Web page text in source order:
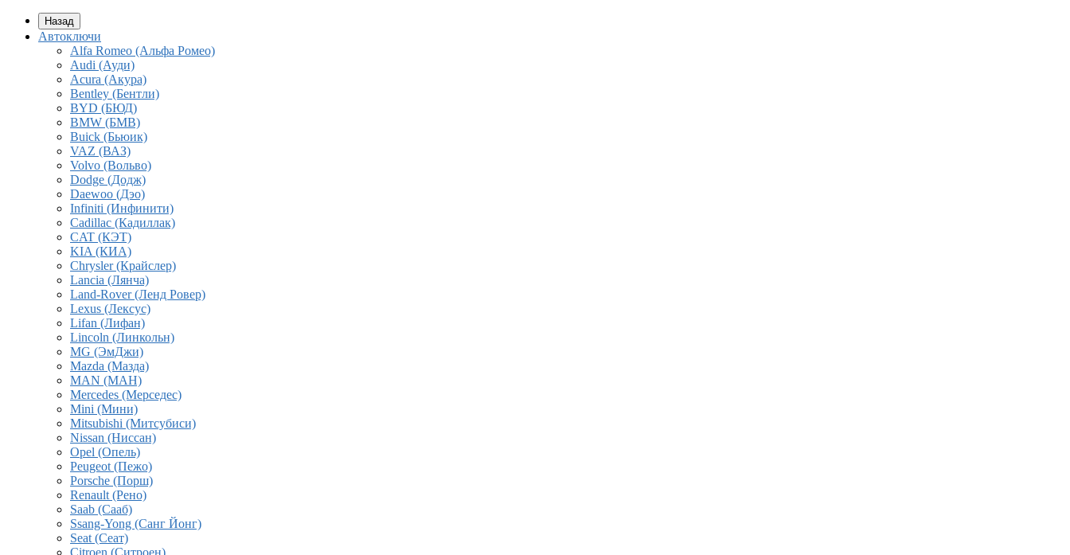
Назад
Автоключи
Alfa Romeo (Альфа Ромео)
Audi (Ауди)
Acura (Акура)
Bentley (Бентли)
BYD (БЮД)
BMW (БМВ)
Buick (Бьюик)
VAZ (ВАЗ)
Volvo (Вольво)
Dodge (Додж)
Daewoo (Дэо)
Infiniti (Инфинити)
Cadillac (Кадиллак)
CAT (КЭТ)
KIA (КИА)
Chrysler (Крайслер)
Lancia (Лянча)
Land-Rover (Ленд Ровер)
Lexus (Лексус)
Lifan (Лифан)
Lincoln (Линкольн)
MG (ЭмДжи)
Mazda (Мазда)
MAN (МАН)
Mercedes (Мерседес)
Mini (Мини)
Mitsubishi (Митсубиси)
Nissan (Ниссан)
Opel (Опель)
Peugeot (Пежо)
Porsche (Порш)
Renault (Рено)
Saab (Сааб)
Ssang-Yong (Санг Йонг)
Seat (Сеат)
Citroen (Ситроен)